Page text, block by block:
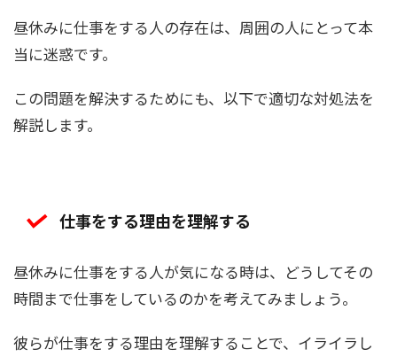
昼休みに仕事をする人の存在は、周囲の人にとって本
当に迷惑です。
この問題を解決するためにも、以下で適切な対処法を
解説します。
仕事をする理由を理解する
昼休みに仕事をする人が気になる時は、どうしてその
時間まで仕事をしているのかを考えてみましょう。
彼らが仕事をする理由を理解することで、イライラし